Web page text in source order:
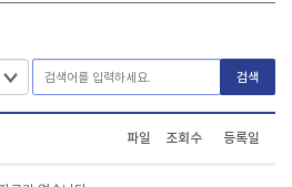
검색
파일 조회수 등록일